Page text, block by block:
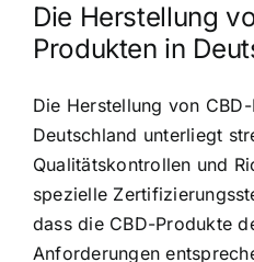
Die Herstellung
Produkten in
Die Herstellung von
Deutschland unterliegt
Qualitätskontrollen und
spezielle
dass die CBD-Produkte
Anforderungen